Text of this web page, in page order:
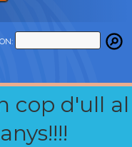
cop d'ull al